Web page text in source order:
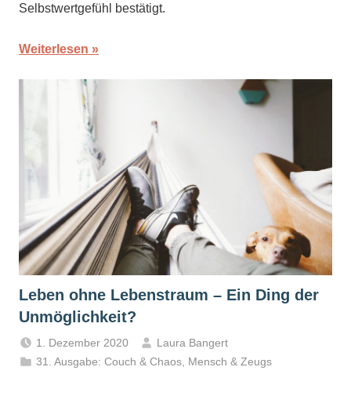
Selbstwertgefühl bestätigt.
Weiterlesen
Leben ohne Lebenstraum – Ein Ding der
Unmöglichkeit?
1. Dezember 2020
Laura Bangert
31. Ausgabe: Couch & Chaos Mensch & Zeugs